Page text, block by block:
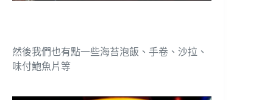
然後我們也有點一些海苔泡飯、手卷、沙拉、
味付鮑魚片等